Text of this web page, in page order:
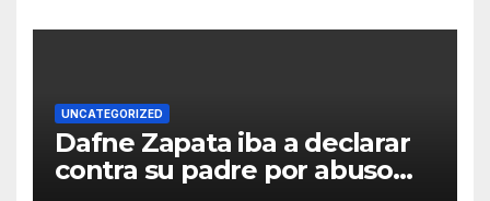
UNCATEGORIZED
Dafne Zapata iba a declarar
contra su padre por abuso